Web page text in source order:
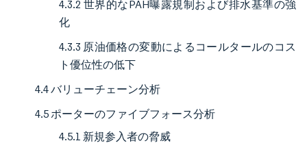
4.3.2 世界的なPAH曝露規制および排水基準の強
化
4.3.3 原油価格の変動によるコールタールのコス
ト優位性の低下
4.4 バリューチェーン分析
4.5 ポーターのファイブフォース分析
4.5.1 新規参入者の脅威